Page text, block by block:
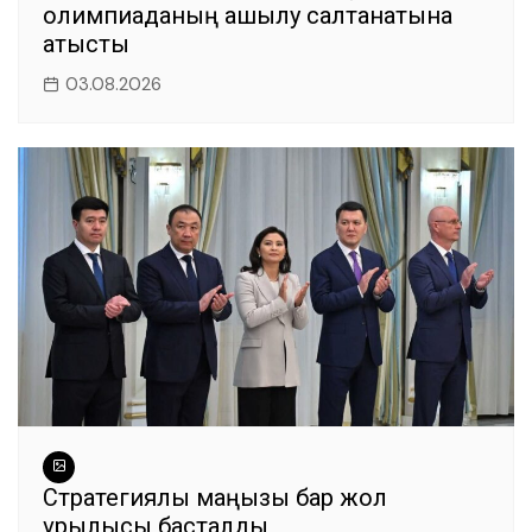
олимпиаданың ашылу салтанатына
қатысты
03.08.2026
Стратегиялық маңызы бар жол
құрылысы басталды